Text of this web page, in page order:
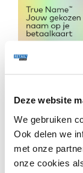
Deze website
We gebruiken
Ook delen we
met onze
onze cookies
ondergoed- en
breed scala
beha's,
slaapshirts,
De collectie is